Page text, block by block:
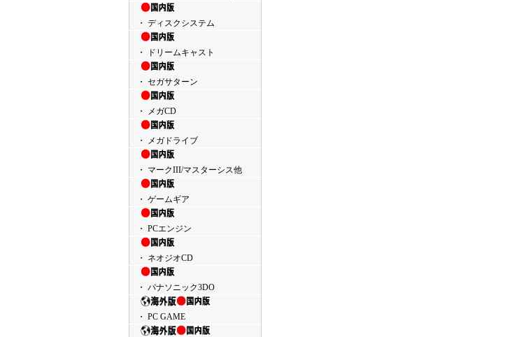
・ ディスクシステム
・ ドリームキャスト
・ セガサターン
・ メガCD
・ メガドライブ
・ マークIII/マスターシス他
・ ゲームギア
・ PCエンジン
・ ネオジオCD
・ パナソニック3DO
・ PC GAME